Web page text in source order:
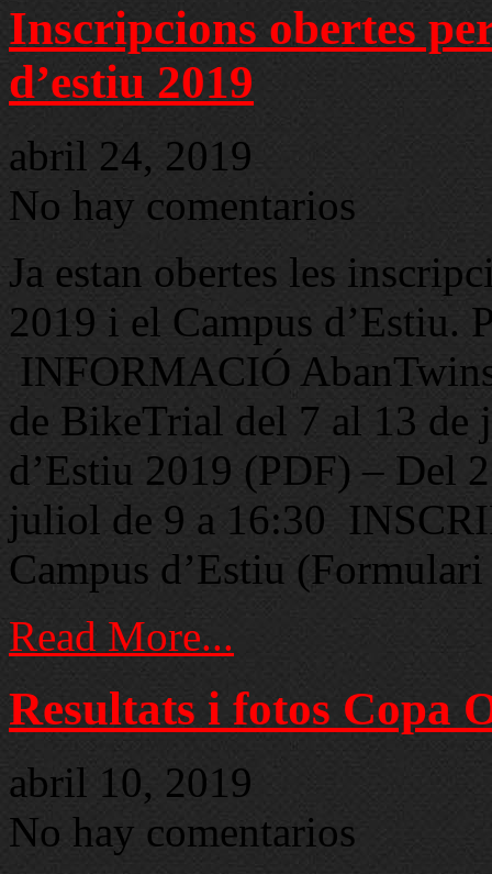
Inscripcions obertes
d’estiu 2019
abril 24, 2019
No hay comentarios
Ja estan obertes les
2019 i el Campus
INFORMACIÓ
de BikeTrial del 7 al 13
d’Estiu 2019 (PDF) – Del
juliol de 9 a 16:30
Campus d’Estiu
Read More...
Resultats i fotos Copa
abril 10, 2019
No hay comentarios